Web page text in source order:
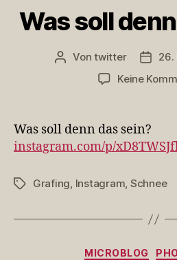
Was soll
Beitragsautor
Vontwitter
26.
Keine
Was soll denn das sein?
instagram.com/p/
Schlagwörter
Grafing, Instagram, Schnee
MICROBLOG